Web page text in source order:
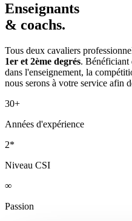
Enseignants
& coachs.
Tous deux cavaliers
1er et 2ème degrés. Bénéficiant
dans l'enseignement, la
nous serons à votre service afin
30+
Années d'expérience
2*
Niveau CSI
∞
Passion